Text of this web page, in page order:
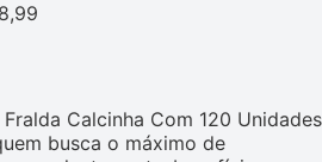
Calcinha Com 120 Unidades
busca o máximo de